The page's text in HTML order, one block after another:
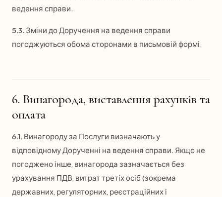
ведення справи.
5.3. Зміни до Доручення на ведення справи
погоджуються обома сторонами в письмовій формі.
6. Винагорода, виставлення рахунків та
оплата
6.1. Винагороду за Послуги визначають у
відповідному Дорученні на ведення справи. Якщо не
погоджено інше, винагорода зазначається без
урахування ПДВ, витрат третіх осіб (зокрема
державних, регуляторних, реєстраційних і